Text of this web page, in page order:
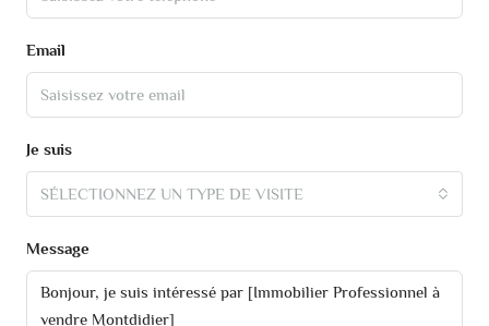
Email
Je suis
SÉLECTIONNEZ UN TYPE DE VISITE
Message